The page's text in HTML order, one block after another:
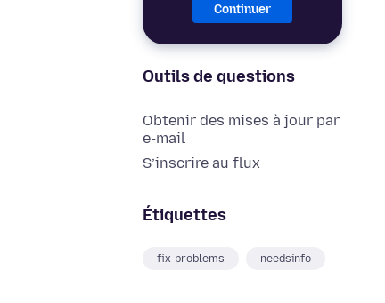
Continuer
Outils de questions
Obtenir des mises à jour par
e-mail
S’inscrire au flux
Étiquettes
fix-problems needsinfo